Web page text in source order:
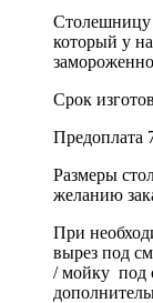
Столешницу
который у
Срок
Предоплата
Размеры
желанию
При
вырез под
/ мойку под